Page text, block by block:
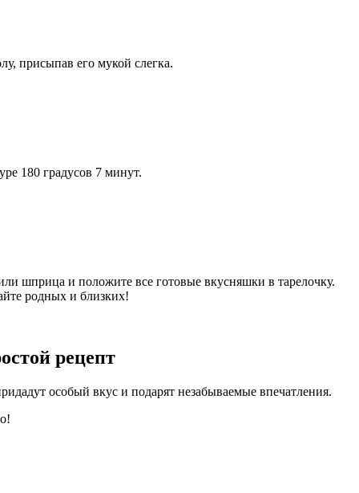
присыпав его мукой слегка.
180 градусов 7 минут.
шприца и положите все готовые вкусняшки в тарелочку.
родных и близких!
рецепт
особый вкус и подарят незабываемые впечатления.